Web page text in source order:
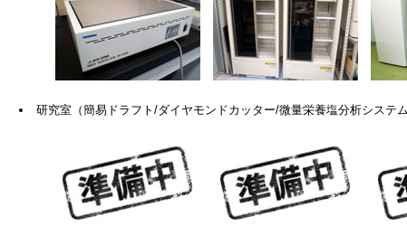
研究室（簡易ドラフト/ダイヤモンドカッター/微量栄養塩分析システ